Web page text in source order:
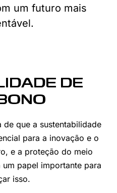
um futuro mais
DE
que a sustentabilidade
para a inovação e o
e a proteção do meio
papel importante para
isso.